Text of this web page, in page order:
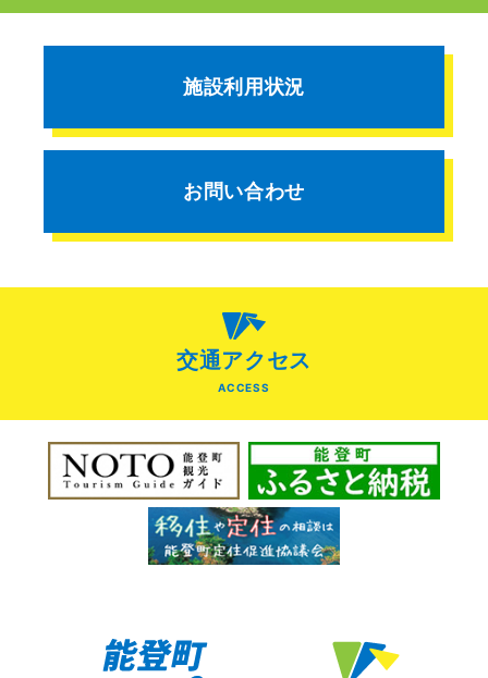
施設利用状況
お問い合わせ
交通アクセス
ACCESS